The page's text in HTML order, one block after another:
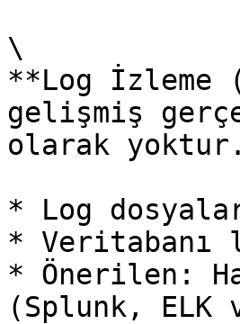
\
**Log İzleme
gelişmiş
olarak
* Log
* Veritabanı
* Önerilen:
(Splunk, ELK